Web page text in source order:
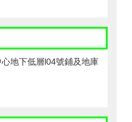
地下低層l04號鋪及地庫